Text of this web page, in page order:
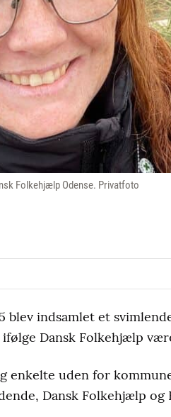
Folkehjælp Odense. Privatfoto
blev indsamlet et
Dansk Folkehjælp
enkelte uden for
Dansk Folkehjælp og